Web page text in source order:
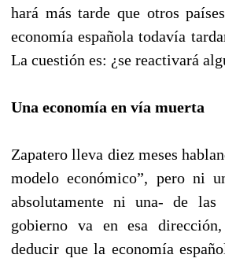
hará más tarde que otros
economía española todavía
La cuestión es: ¿se reactivará
Una economía en vía muerta
Zapatero lleva diez meses
modelo económico”, pero ni
absolutamente ni una- de las
gobierno va en esa
deducir que la economía